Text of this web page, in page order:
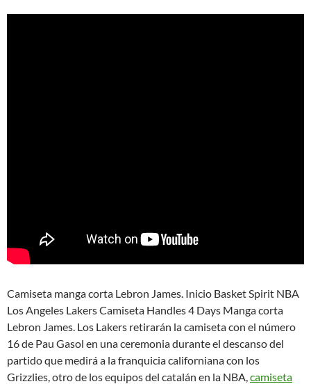
Camiseta manga corta Lebron James. Inicio Basket Spirit NBA
Los Angeles Lakers Camiseta Handles 4 Days Manga corta
Lebron James. Los Lakers retirarán la camiseta con el número
16 de Pau Gasol en una ceremonia durante el descanso del
partido que medirá a la franquicia californiana con los
Grizzlies, otro de los equipos del catalán en la NBA,camiseta